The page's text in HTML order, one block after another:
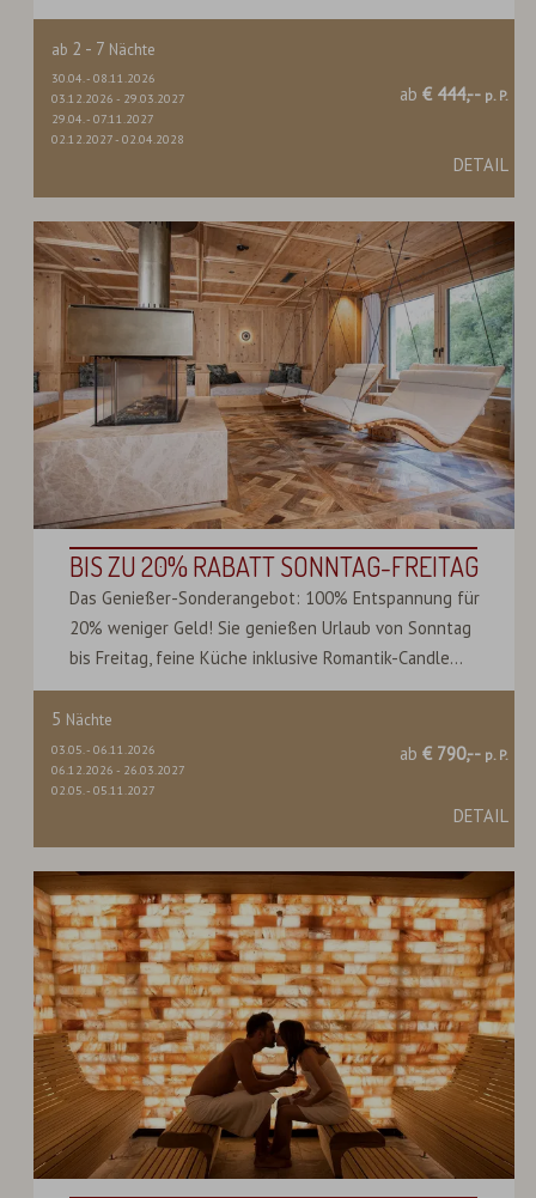
ab 2 - 7 Nächte
30.04.-08.11.2026
03.12.2026 - 29.03.2027
29.04.-07.11.2027
02.12.2027-02.04.2028
ab € 444,-- p. P.
DETAIL
BIS ZU 20% RABATT SONNTAG-FREITAG
Das Genießer-Sonderangebot: 100% Entspannung für
20% weniger Geld! Sie genießen Urlaub von Sonntag
bis Freitag, feine Küche inklusive Romantik-Candle...
5 Nächte
03.05.-06.11.2026
06.12.2026 - 26.03.2027
02.05.-05.11.2027
ab € 790,-- p. P.
DETAIL